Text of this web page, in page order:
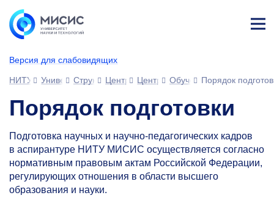
Версия для слабовидящих
ине
НИТУ МИСИСУниверситетСтруктура университета
Центры Центр подготовки кадров
Обучение в аспирантуре
Порядок
Порядок подготовки
Подготовка научных и научно-педагогических кадров
в аспирантуре НИТУ МИСИС осуществляется согласно
нормативным правовым актам Российской Федерации,
регулирующих отношения в области высшего
образования и науки.